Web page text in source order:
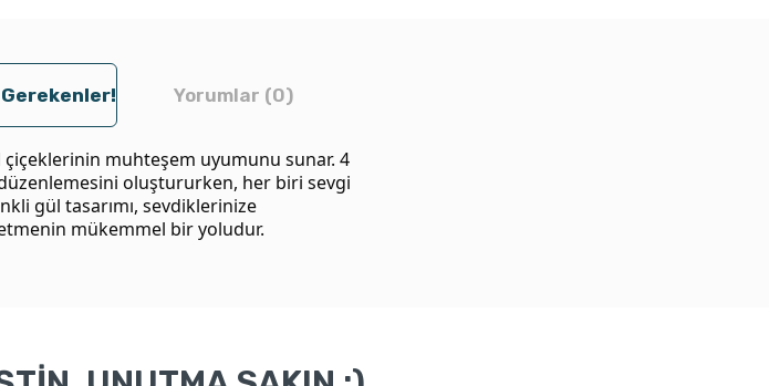
Gerekenler! Yorumlar (0)
çiçeklerinin muhteşem uyumunu sunar. 4
düzenlemesini oluştururken, her biri sevgi
gül tasarımı, sevdiklerinize
mükemmel bir yoludur.